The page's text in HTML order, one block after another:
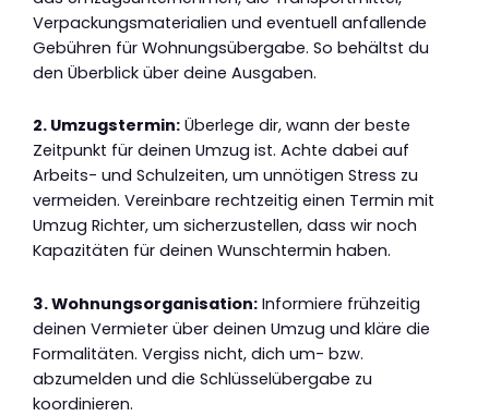
Verpackungsmaterialien und eventuell anfallende
Gebühren für Wohnungsübergabe. So behältst du
den Überblick über deine Ausgaben.
2. Umzugstermin: Überlege dir, wann der beste
Zeitpunkt für deinen Umzug ist. Achte dabei auf
Arbeits- und Schulzeiten, um unnötigen Stress zu
vermeiden. Vereinbare rechtzeitig einen Termin mit
Umzug Richter, um sicherzustellen, dass wir noch
Kapazitäten für deinen Wunschtermin haben.
3. Wohnungsorganisation: Informiere frühzeitig
deinen Vermieter über deinen Umzug und kläre die
Formalitäten. Vergiss nicht, dich um- bzw.
abzumelden und die Schlüsselübergabe zu
koordinieren.